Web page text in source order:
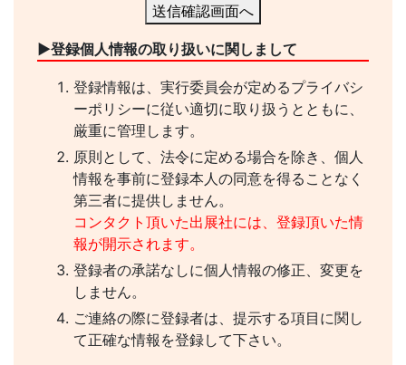
送信確認画面へ
▶︎登録個人情報の取り扱いに関しまして
登録情報は、実行委員会が定めるプライバシ
ーポリシーに従い適切に取り扱うとともに、
厳重に管理します。
原則として、法令に定める場合を除き、個人
情報を事前に登録本人の同意を得ることなく
第三者に提供しません。
コンタクト頂いた出展社には、登録頂いた情
報が開示されます。
登録者の承諾なしに個人情報の修正、変更を
しません。
ご連絡の際に登録者は、提示する項目に関し
て正確な情報を登録して下さい。